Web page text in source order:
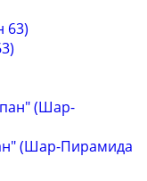
(Шар-Пирамида